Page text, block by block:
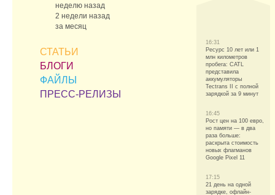
неделю назад
2 недели назад
за месяц
СТАТЬИ
БЛОГИ
ФАЙЛЫ
ПРЕСС-РЕЛИЗЫ
16:31
Ресурс 10 лет или 1
млн километров
пробега: CATL
представила
аккумуляторы
Tectrans II с полной
зарядкой за 9 минут
16:45
Рост цен на 100 евро,
но памяти — в два
раза больше:
раскрыта стоимость
новых флагманов
Google Pixel 11
17:15
21 день на одной
зарядке, офлайн-